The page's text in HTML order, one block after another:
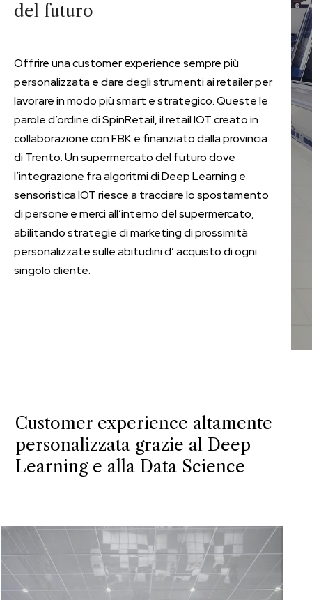
del futuro
Offrire una customer experience sempre più
personalizzata e dare degli strumenti ai retailer per
lavorare in modo più smart e strategico. Queste le
parole d’ordine di SpinRetail, il retail IOT creato in
collaborazione con FBK e finanziato dalla provincia
di Trento. Un supermercato del futuro dove
l’integrazione fra algoritmi di Deep Learning e
sensoristica IOT riesce a tracciare lo spostamento
di persone e merci all’interno del supermercato,
abilitando strategie di marketing di prossimità
personalizzate sulle abitudini d’ acquisto di ogni
singolo cliente.
Customer experience altamente
personalizzata grazie al Deep
Learning e alla Data Science